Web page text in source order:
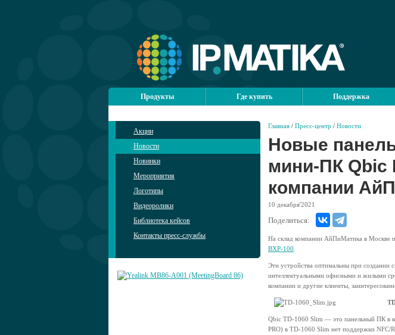
Продукты Где купить Поддержка
Акции
Новости
Новинки
Мероприятия
Логотипы
Видеоролики
Библиотека кейсов
Контакты пресс-службы
Главная / Пресс-центр / Новости
Новые
мини-ПК Qbic
компании
10 декабря'2021
Поделиться:
На склад компании АйПиМатика в Москве
BXP-100
Эти устройства оптимальны при создании
интеллектуальными офисными и жилыми
компании и другие клиенты,
Qbic TD-1060 Slim — это панельный ПК в
PRO) в TD-1060 Slim нет поддержки NFC/